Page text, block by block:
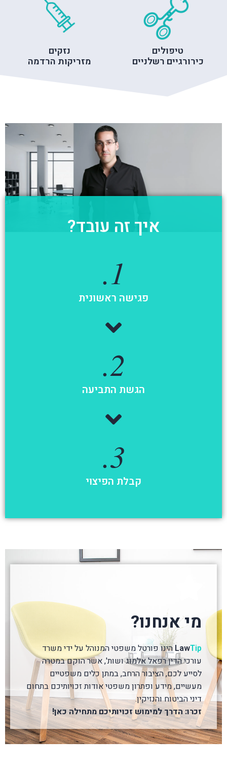
טיפולים
כירורגיים רשלניים
נזקים
מזריקות הרדמה
איך זה עובד?
1.
פגישה ראשונית
2.
הגשת התביעה
3.
קבלת הפיצוי
מי אנחנו?
LawTip
הינו פורטל משפטי המנוהל על ידי משרד
עורכי הדין רפאל אלמוג ושות', אשר הוקם במטרה
לסייע לכם, הציבור הרחב, במתן כלים משפטיים
מעשיים, מידע ופתרון משפטי אודות זכויותיכם בתחום
דיני הביטוח והנזיקין.
זכרו: הדרך למימוש זכויותיכם מתחילה כאן!